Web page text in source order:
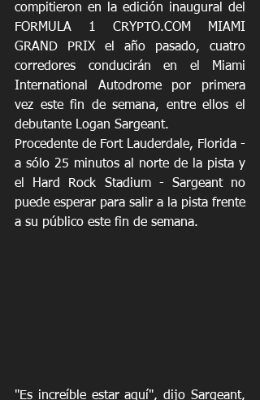
compitieron en la edición inaugural del
FORMULA 1 CRYPTO.COM MIAMI
GRAND PRIX el año pasado, cuatro
corredores conducirán en el Miami
International Autodrome por primera
vez este fin de semana, entre ellos el
debutante Logan Sargeant.
Procedente de Fort Lauderdale, Florida -
a sólo 25 minutos al norte de la pista y
el Hard Rock Stadium - Sargeant no
puede esperar para salir a la pista frente
a su público este fin de semana.
"Es increíble estar aquí", dijo Sargeant,